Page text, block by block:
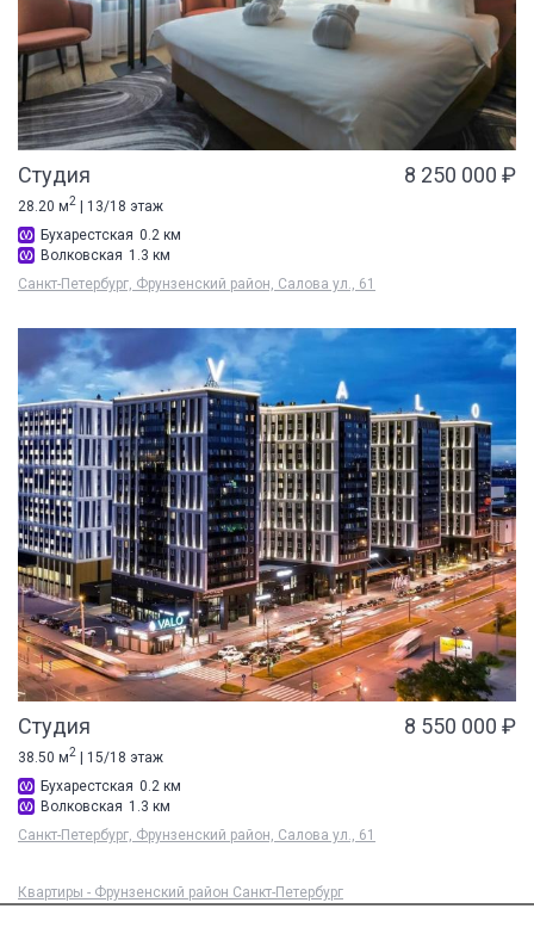
Студия 8 250 000 ₽
28.20 м2 | 13/18 этаж
Бухарестская 0.2 км
Волковская 1.3 км
Санкт-Петербург, Фрунзенский район, Салова ул., 61
Студия 8 550 000 ₽
38.50 м2
| 15/18 этаж
Бухарестская 0.2 км
Волковская 1.3 км
Санкт-Петербург, Фрунзенский район, Салова ул., 61
Квартиры - Фрунзенский район Санкт-Петербург